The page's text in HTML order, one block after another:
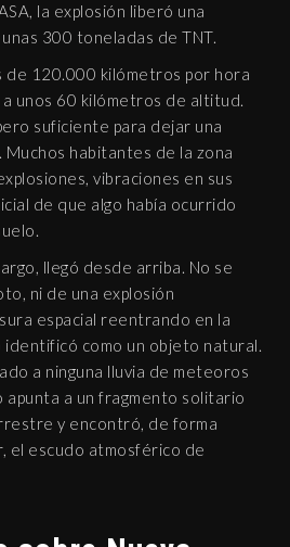
la explosión liberó una
300 toneladas de TNT.
de 120.000 kilómetros por hora
unos 60 kilómetros de altitud.
suficiente para dejar una
habitantes de la zona
vibraciones en sus
de que algo había ocurrido
llegó desde arriba. No se
ni de una explosión
espacial reentrando en la
identificó como un objeto natural.
a ninguna lluvia de meteoros
a un fragmento solitario
y encontró, de forma
el escudo atmosférico de